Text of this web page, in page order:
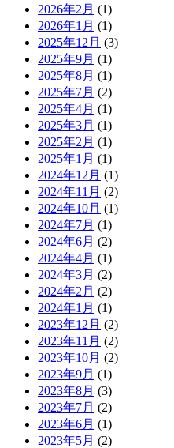
2026年2月 (1)
2026年1月 (1)
2025年12月 (3)
2025年9月 (1)
2025年8月 (1)
2025年7月 (2)
2025年4月 (1)
2025年3月 (1)
2025年2月 (1)
2025年1月 (1)
2024年12月 (1)
2024年11月 (2)
2024年10月 (1)
2024年7月 (1)
2024年6月 (2)
2024年4月 (1)
2024年3月 (2)
2024年2月 (2)
2024年1月 (1)
2023年12月 (2)
2023年11月 (2)
2023年10月 (2)
2023年9月 (1)
2023年8月 (3)
2023年7月 (2)
2023年6月 (1)
2023年5月 (2)